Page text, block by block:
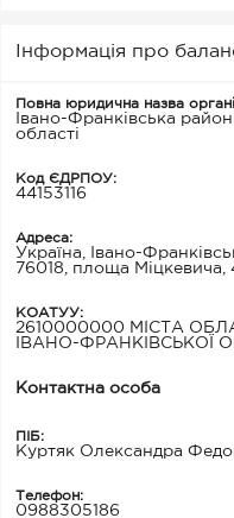
Інформація про
Повна юридична назва
Івано-Франківська
області
Код ЄДРПОУ:
44153116
Адреса:
Україна, Івано-
76018, площа Міцкевича,
КОАТУУ:
2610000000 МІСТА
ІВАНО-ФРАНКІВСЬКОЇ
Контактна особа
ПІБ:
Куртяк Олександра
Телефон:
0988305186